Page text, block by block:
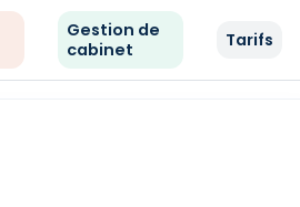
Gestion de
cabinet
Tarifs